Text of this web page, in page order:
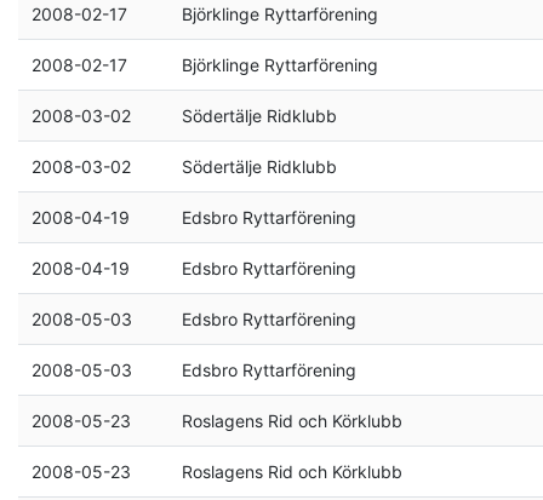
2008-02-17 Björklinge Ryttarförening
2008-02-17 Björklinge Ryttarförening
2008-03-02 Södertälje Ridklubb
2008-03-02 Södertälje Ridklubb
2008-04-19 Edsbro Ryttarförening
2008-04-19 Edsbro Ryttarförening
2008-05-03 Edsbro Ryttarförening
2008-05-03 Edsbro Ryttarförening
2008-05-23 Roslagens Rid och Körklubb
2008-05-23 Roslagens Rid och Körklubb